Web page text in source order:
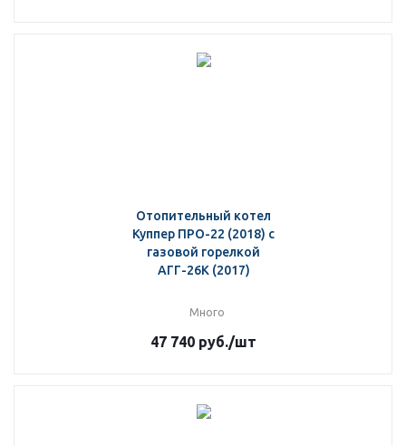
Отопительный котел
Куппер ПРО-22 (2018) с
газовой горелкой
АГГ-26К (2017)
Много
47 740 руб./шт